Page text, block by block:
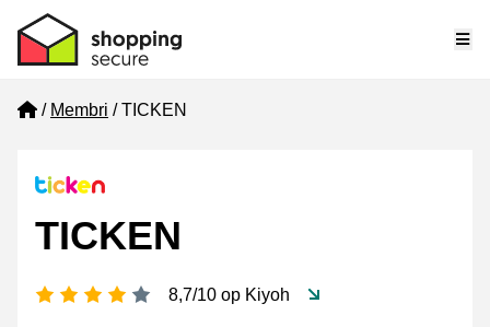
Home
Membri TICKEN
TICKEN
[_General:NumberOfStarsPluralFormat]
8,7/10 op Kiyoh